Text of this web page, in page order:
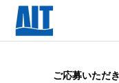
ご応募いただ